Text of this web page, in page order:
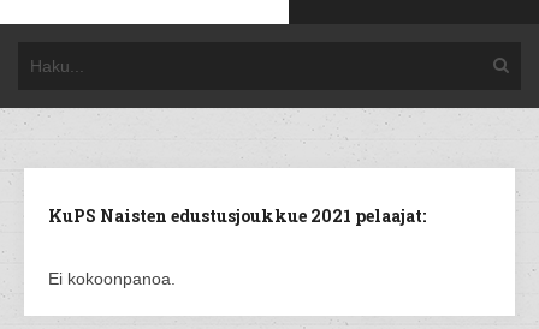
KuPS Naisten edustusjoukkue 2021 pelaajat:
Ei kokoonpanoa.